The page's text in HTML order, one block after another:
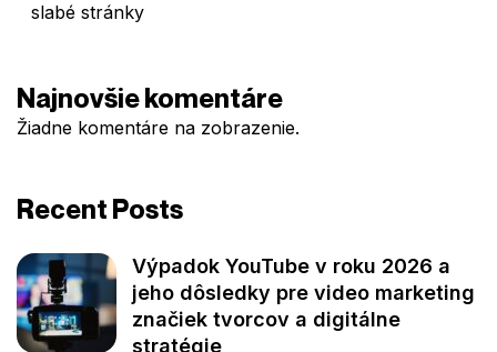
slabé stránky
Najnovšie komentáre
Žiadne komentáre na zobrazenie.
Recent Posts
Výpadok YouTube v roku 2026 a
jeho dôsledky pre video marketing
značiek tvorcov a digitálne
stratégie